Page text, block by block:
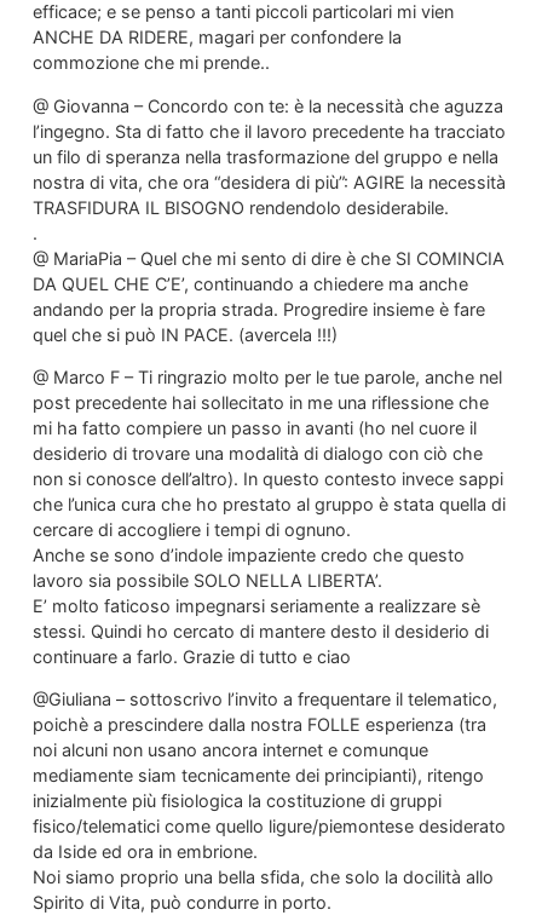
efficace; e se penso a tanti piccoli particolari mi vien
ANCHE DA RIDERE, magari per confondere la
commozione che mi prende..
@ Giovanna – Concordo con te: è la necessità che aguzza
l’ingegno. Sta di fatto che il lavoro precedente ha tracciato
un filo di speranza nella trasformazione del gruppo e nella
nostra di vita, che ora “desidera di più”: AGIRE la necessità
TRASFIDURA IL BISOGNO rendendolo desiderabile.
.
@ MariaPia – Quel che mi sento di dire è che SI COMINCIA
DA QUEL CHE C’E’, continuando a chiedere ma anche
andando per la propria strada. Progredire insieme è fare
quel che si può IN PACE. (avercela !!!)
@ Marco F – Ti ringrazio molto per le tue parole, anche nel
post precedente hai sollecitato in me una riflessione che
mi ha fatto compiere un passo in avanti (ho nel cuore il
desiderio di trovare una modalità di dialogo con ciò che
non si conosce dell’altro). In questo contesto invece sappi
che l’unica cura che ho prestato al gruppo è stata quella di
cercare di accogliere i tempi di ognuno.
Anche se sono d’indole impaziente credo che questo
lavoro sia possibile SOLO NELLA LIBERTA’.
E’ molto faticoso impegnarsi seriamente a realizzare sè
stessi. Quindi ho cercato di mantere desto il desiderio di
continuare a farlo. Grazie di tutto e ciao
@Giuliana – sottoscrivo l’invito a frequentare il telematico,
poichè a prescindere dalla nostra FOLLE esperienza (tra
noi alcuni non usano ancora internet e comunque
mediamente siam tecnicamente dei principianti), ritengo
inizialmente più fisiologica la costituzione di gruppi
fisico/telematici come quello ligure/piemontese desiderato
da Iside ed ora in embrione.
Noi siamo proprio una bella sfida, che solo la docilità allo
Spirito di Vita, può condurre in porto.